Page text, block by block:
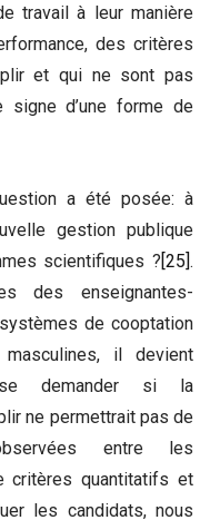
travail à leur manière
des critères
et qui ne sont pas
d’une forme de
a été posée: à
gestion publique
scientifiques ?[25].
des enseignantes-
de cooptation
il devient
demander si la
ne permettrait pas de
entre les
critères quantitatifs et
les candidats, nous